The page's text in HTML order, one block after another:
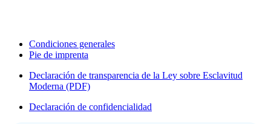
Condiciones generales
Pie de imprenta
Declaración de transparencia de la Ley sobre Esclavitud
Moderna (PDF)
Declaración de confidencialidad